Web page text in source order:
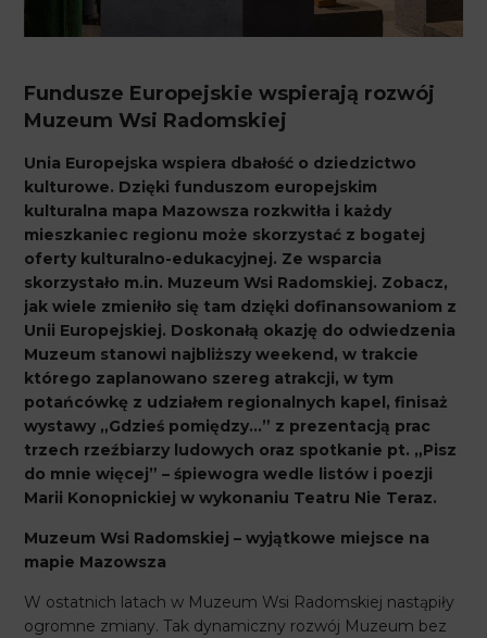
Fundusze Europejskie wspierają rozwój
Muzeum Wsi Radomskiej
Unia Europejska wspiera dbałość o dziedzictwo
kulturowe. Dzięki funduszom europejskim
kulturalna mapa Mazowsza rozkwitła i każdy
mieszkaniec regionu może skorzystać z bogatej
oferty kulturalno-edukacyjnej. Ze wsparcia
skorzystało m.in. Muzeum Wsi Radomskiej. Zobacz,
jak wiele zmieniło się tam dzięki dofinansowaniom z
Unii Europejskiej. Doskonałą okazję do odwiedzenia
Muzeum stanowi najbliższy weekend, w trakcie
którego zaplanowano szereg atrakcji, w tym
potańcówkę z udziałem regionalnych kapel, finisaż
wystawy „Gdzieś pomiędzy…” z prezentacją prac
trzech rzeźbiarzy ludowych oraz spotkanie pt. „Pisz
do mnie więcej” – śpiewogra wedle listów i poezji
Marii Konopnickiej w wykonaniu Teatru Nie Teraz.
Muzeum Wsi Radomskiej – wyjątkowe miejsce na
mapie Mazowsza
W ostatnich latach w Muzeum Wsi Radomskiej nastąpiły
ogromne zmiany. Tak dynamiczny rozwój Muzeum bez